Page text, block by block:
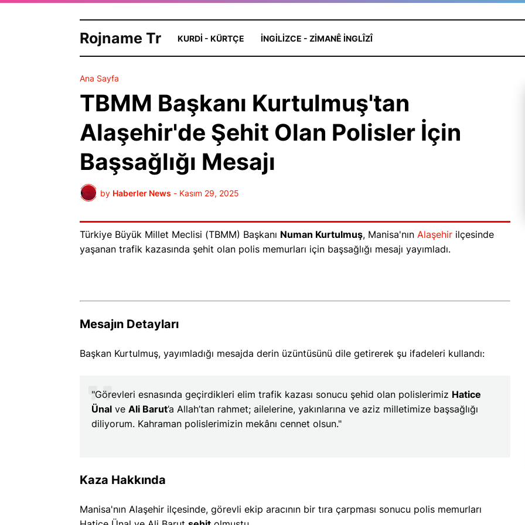
Rojname Tr KURDI - KÜRTÇE İNGILIZCE - ZIMANÊ INGLÎZÎ
Ana Sayfa
TBMM Başkanı Kurtulmuş'tan
Alaşehir'de Şehit Olan Polisler İçin
Başsağlığı Mesajı
by Haberler News - Kasım 29, 2025
Türkiye Büyük Millet Meclisi (TBMM) Başkanı Numan Kurtulmuş, Manisa'nın Alaşehirilçesinde
yaşanan trafik kazasında şehit olan polis memurları için başsağlığı mesajı yayımladı.
Mesajın Detayları
Başkan Kurtulmuş, yayımladığı mesajda derin üzüntüsünü dile getirerek şu ifadeleri kullandı:
"Görevleri esnasında geçirdikleri elim trafik kazası sonucu şehid olan polislerimiz Hatice
Ünalve Ali Barut’a Allah’tan rahmet; ailelerine, yakınlarına ve aziz milletimize başsağlığı
diliyorum. Kahraman polislerimizin mekânı cennet olsun."
Kaza Hakkında
Manisa'nın Alaşehir ilçesinde, görevli ekip aracının bir tıra çarpması sonucu polis memurları
Arjantîn bi Vegereke Dîrokî
Li kargehan "tabelayên